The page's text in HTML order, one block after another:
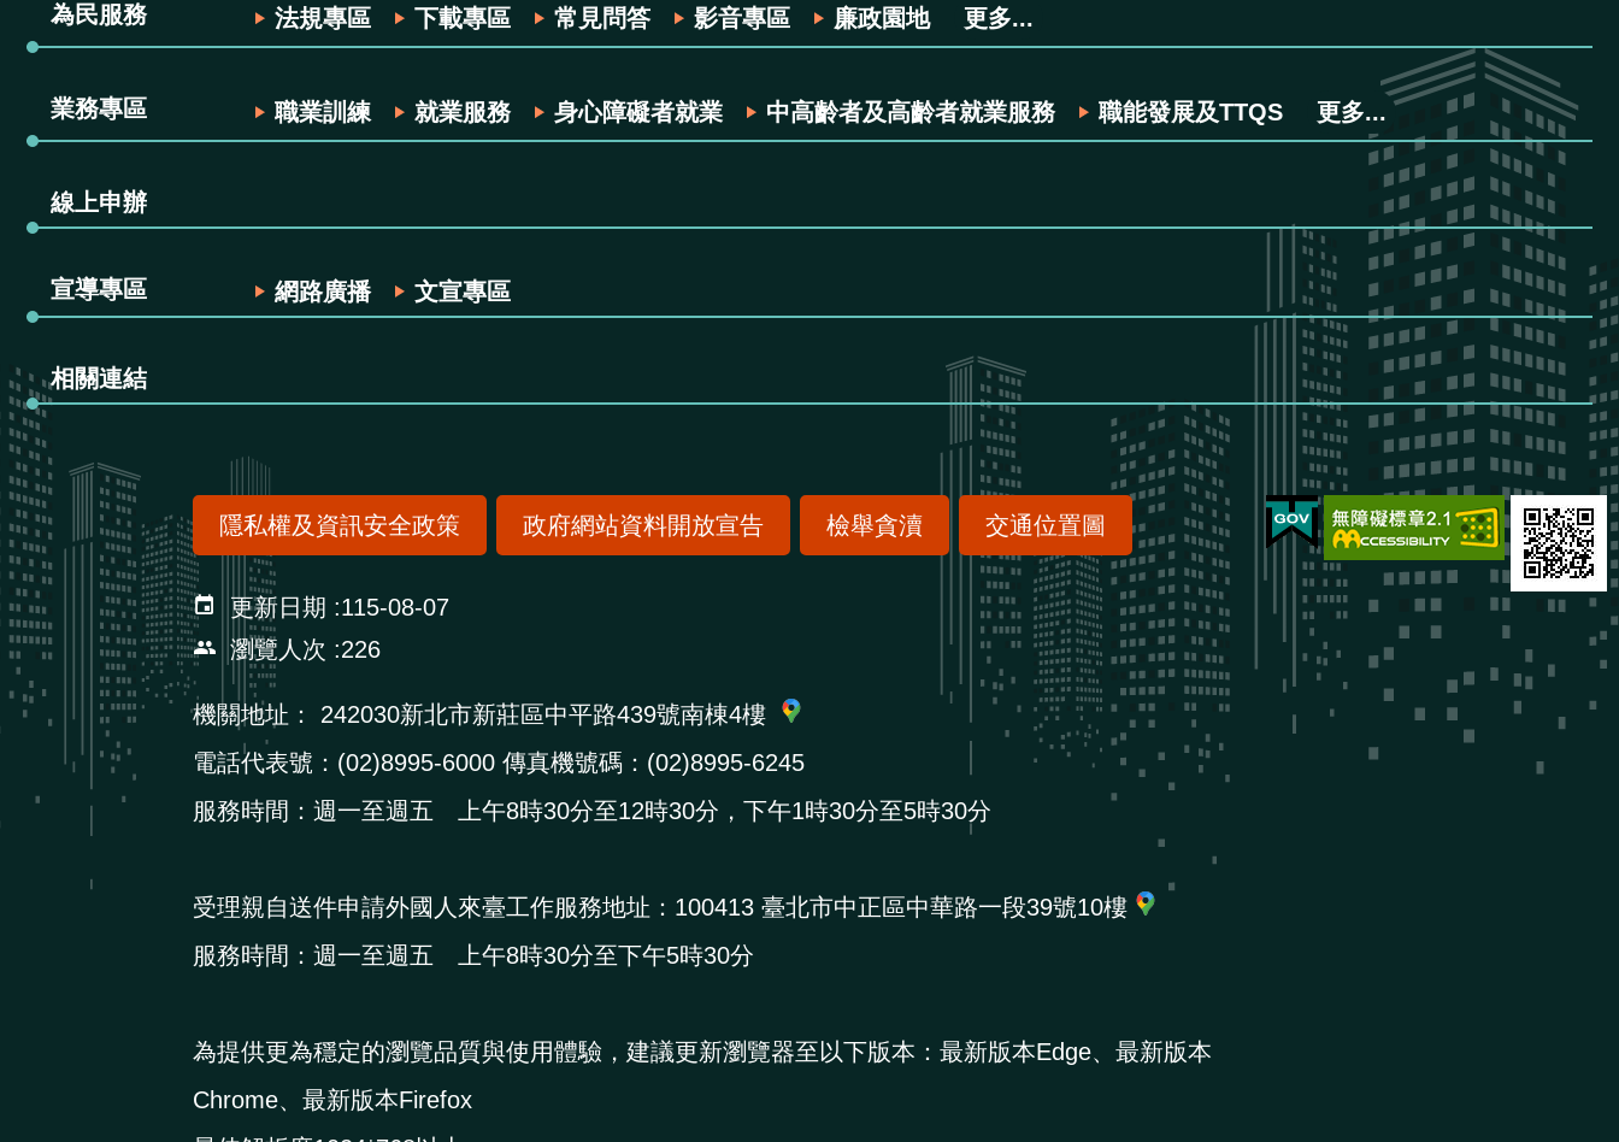
為民服務 法規專區 下載專區 常見問答 影音專區 廉政園地 更多...
業務專區 職業訓練 就業服務 身心障礙者就業 中高齡者及高齡者就業服務 職能發展及TTQS 更多...
線上申辦
宣導專區 網路廣播 文宣專區
相關連結
隱私權及資訊安全政策 政府網站資料開放宣告 檢舉貪瀆 交通位置圖
更新日期
115-08-07
瀏覽人次
226
機關地址：
242030新北市新莊區中平路439號南棟4樓
電話代表號：(02)8995-6000 傳真機號碼：(02)8995-6245
服務時間：週一至週五 上午8時30分至12時30分，下午1時30分至5時30分
受理親自送件申請外國人來臺工作服務地址： 100413 臺北市中正區中華路一段39號10樓
服務時間：週一至週五 上午8時30分至下午5時30分
為提供更為穩定的瀏覽品質與使用體驗，建議更新瀏覽器至以下版本：最新版本Edge、最新版本
Chrome、最新版本Firefox